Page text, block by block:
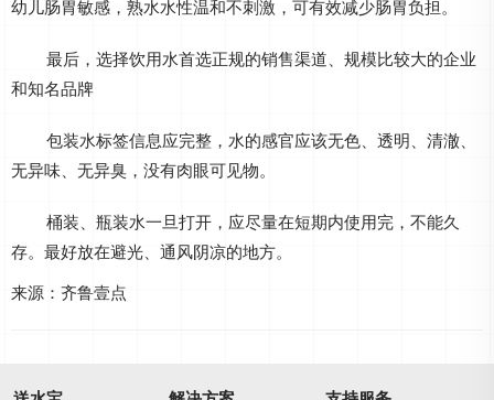
幼儿肠胃敏感，熟水水性温和不刺激，可有效减少肠胃负担。
最后，选择饮用水首选正规的销售渠道、规模比较大的企业
和知名品牌
包装水标签信息应完整，水的感官应该无色、透明、清澈、
无异味、无异臭，没有肉眼可见物。
桶装、瓶装水一旦打开，应尽量在短期内使用完，不能久
存。最好放在避光、通风阴凉的地方。
来源：齐鲁壹点